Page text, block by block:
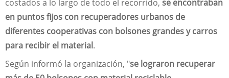
costados a lo largo de todo el recorrido, se encontraban
en puntos fijos con recuperadores urbanos de
diferentes cooperativas con bolsones grandes y carros
para recibir el material.
Según informó la organización, "se lograron recuperar